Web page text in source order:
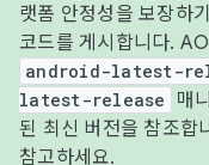
랫폼 안정성을 보장하
코드를 게시합니다.
android-latest-
latest-release
매
된 최신 버전을 참조합
참고하세요.